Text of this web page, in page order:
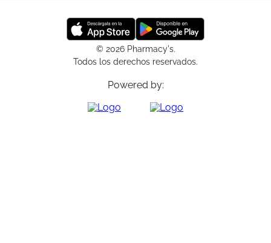
© 2026 Pharmacy's.
Todos los derechos reservados.
Powered by: